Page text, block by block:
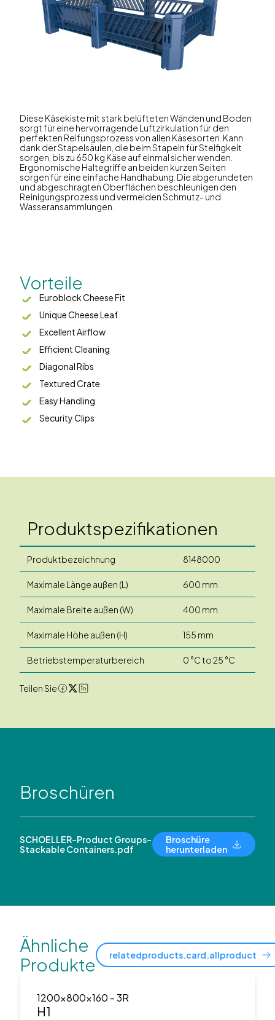
Diese Käsekiste mit stark belüfteten Wänden und Boden
sorgt für eine hervorragende Luftzirkulation für den
perfekten Reifungsprozess von allen Käsesorten. Kann
dank der Stapelsäulen, die beim Stapeln für Steifigkeit
sorgen, bis zu 650 kg Käse auf einmal sicher wenden.
Ergonomische Haltegriffe an beiden kurzen Seiten
sorgen für eine einfache Handhabung. Die abgerundeten
und abgeschrägten Oberflächen beschleunigen den
Reinigungsprozess und vermeiden Schmutz- und
Wasseransammlungen.
Vorteile
Euroblock Cheese Fit
Unique Cheese Leaf
Excellent Airflow
Efficient Cleaning
Diagonal Ribs
Textured Crate
Easy Handling
Security Clips
Produktspezifikationen
Produktbezeichnung 8148000
Maximale Länge außen (L) 600 mm
Maximale Breite außen (W) 400 mm
Maximale Höhe außen (H) 155 mm
Betriebstemperaturbereich 0 °C to 25 °C
Teilen Sie
Broschüren
SCHOELLER-Product Groups-
Stackable Containers.pdf
Broschüre
herunterladen
Ähnliche
Produkte
relatedproducts.card.allproduct
1200x800x160 - 3R
H1